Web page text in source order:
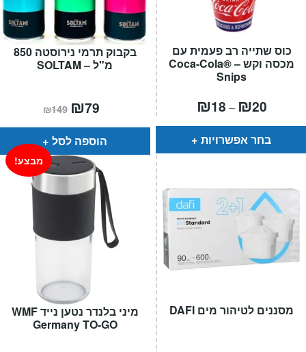
בקבוק תרמי נירוסטה 850
מ"ל – SOLTAM
₪149 המחיר
המקורי
היה:
₪149.
₪79
הוא:
הוספה לסל
כוס שתייה רב פעמית עם
מכסה וקש – Coca-Cola®
Snips
₪18 – ₪20טווח
מחירים:
⁦₪18⁩
עד
בחר אפשרויות
מיני בלנדר נטען נייד WMF
Germany TO-GO
מבצע!
מסננים לטיהור מים DAFI